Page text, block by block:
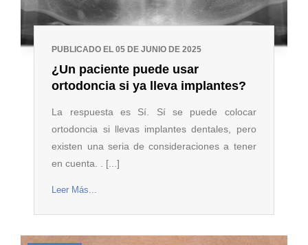
PUBLICADO EL 05 DE JUNIO DE 2025
¿Un paciente puede usar
ortodoncia si ya lleva implantes?
La respuesta es Sí. Sí se puede colocar
ortodoncia si llevas implantes dentales, pero
existen una seria de consideraciones a tener
en cuenta. . [...]
Leer Más...